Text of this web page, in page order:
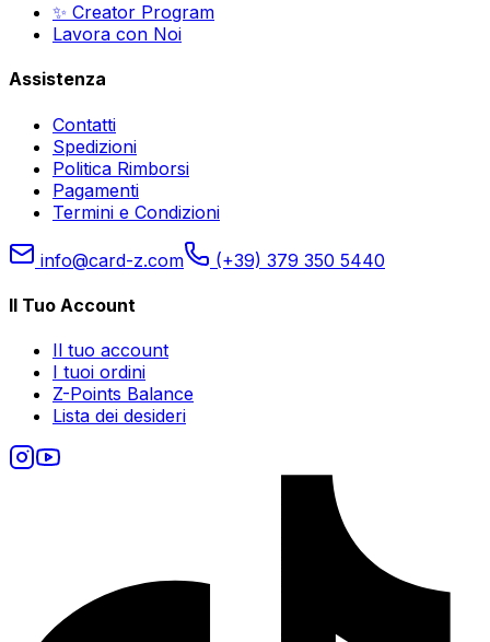
✨ Creator Program
Lavora con Noi
Assistenza
Contatti
Spedizioni
Politica Rimborsi
Pagamenti
Termini e Condizioni
info@card-z.com (+39) 379 350 5440
Il Tuo Account
Il tuo account
I tuoi ordini
Z-Points Balance
Lista dei desideri